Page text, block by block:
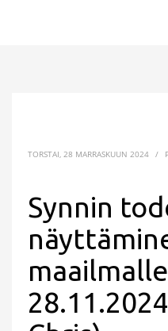
TORSTAI, 28 MARRASKUUN 2024 /
Synnin